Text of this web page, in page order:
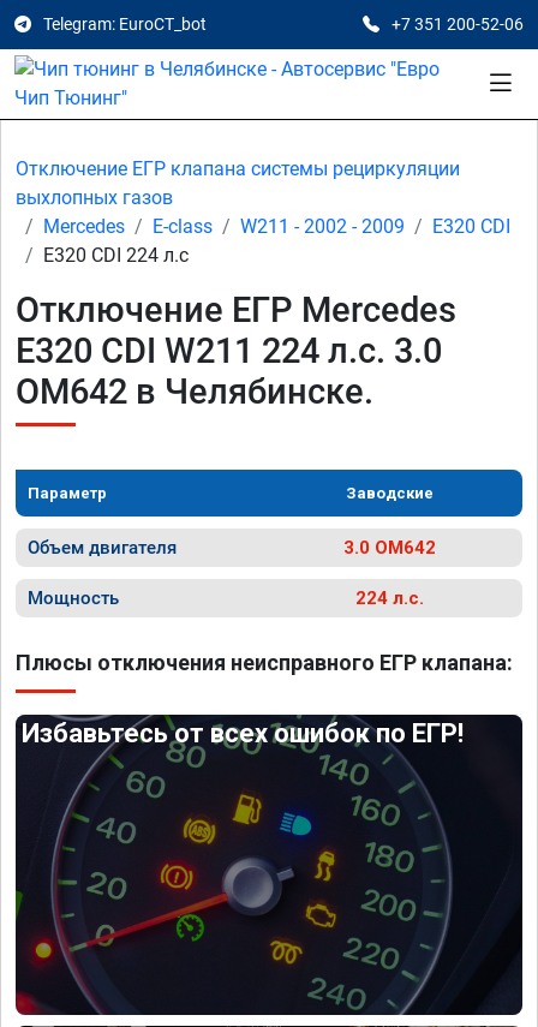
Telegram: EuroCT_bot +7 351 200-52-06
Отключение ЕГР клапана системы рециркуляции
выхлопных газов
Mercedes
E-class W211 - 2002 - 2009
E320 CDI
E320 CDI 224 л.с
Отключение ЕГР Mercedes
E320 CDI W211 224 л.с. 3.0
OM642 в Челябинске.
Параметр Заводские
Объем двигателя 3.0 OM642
Мощность 224 л.с.
Плюсы отключения неисправного ЕГР клапана:
Избавьтесь от всех ошибок по ЕГР!